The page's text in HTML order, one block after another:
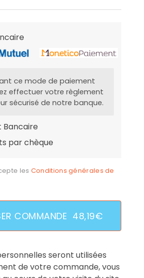
ce mode de paiement
effectuer votre règlement
sécurisé de notre banque.
Bancaire
par chèque
les Conditions générales de
COMMANDE 48,19€
seront utilisées
de votre commande, vous